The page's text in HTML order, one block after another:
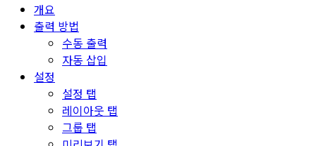
개요
출력 방법
수동 출력
자동 삽입
설정
설정 탭
레이아웃 탭
그룹 탭